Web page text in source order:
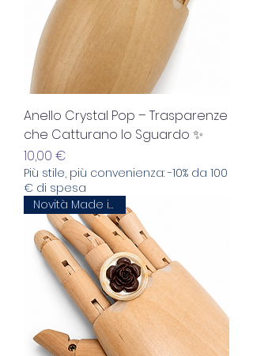
Anello Crystal Pop – Trasparenze
che Catturano lo Sguardo ✨
Prezzo
10,00 €
Più stile, più convenienza: -10% da 100
€ di spesa
Novità Made in Italy